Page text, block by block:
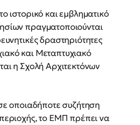
ιστορικό και εμβληματικό
πραγματοποιούνται
δραστηριότητες
και Μεταπτυχιακό
η Σχολή Αρχιτεκτόνων
οποιαδήποτε συζήτηση
το ΕΜΠ πρέπει να